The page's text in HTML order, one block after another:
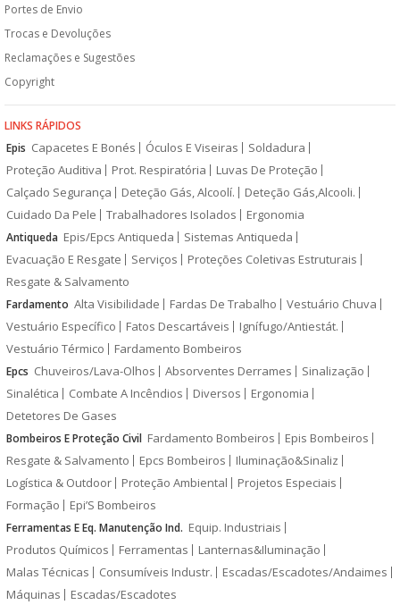
Portes de Envio
Trocas e Devoluções
Reclamações e Sugestões
Copyright
LINKS RÁPIDOS
Epis Capacetes E Bonés Óculos E Viseiras
Soldadura
Proteção Auditiva
Prot. Respiratória
Luvas De Proteção
Calçado Segurança
Deteção Gás, Alcoolí.
Deteção Gás,Alcooli.
Cuidado Da Pele
Trabalhadores Isolados Ergonomia
Antiqueda Epis/Epcs Antiqueda
Sistemas Antiqueda
Evacuação E Resgate
Serviços
Proteções Coletivas Estruturais
Resgate & Salvamento
Fardamento Alta Visibilidade Fardas De Trabalho
Vestuário Chuva
Vestuário Específico
Fatos Descartáveis
Ignífugo/Antiestát.
Vestuário Térmico
Fardamento Bombeiros
Epcs Chuveiros/Lava-Olhos Absorventes Derrames
Sinalização
Sinalética
Combate A Incêndios Diversos
Ergonomia
Detetores De Gases
Bombeiros E Proteção Civil Fardamento Bombeiros
Epis Bombeiros
Resgate & Salvamento
Epcs Bombeiros
Iluminação&Sinaliz
Logística & Outdoor
Proteção Ambiental
Projetos Especiais
Formação
Epi’S Bombeiros
Ferramentas E Eq. Manutenção Ind. Equip. Industriais
Produtos Químicos
Ferramentas
Lanternas&Iluminação
Malas Técnicas
Consumíveis Industr.
Escadas/Escadotes/Andaimes
Máquinas
Escadas/Escadotes